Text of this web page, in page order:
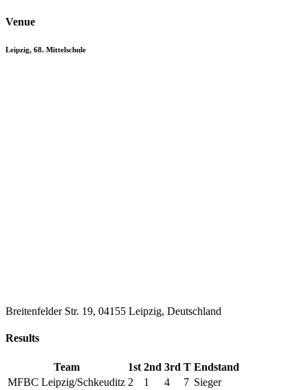
Venue
Leipzig, 68. Mittelschule
Breitenfelder Str. 19, 04155 Leipzig, Deutschland
Results
Team 1st 2nd 3rd T Endstand
MFBC Leipzig/Schkeuditz 2 1 4 7 Sieger